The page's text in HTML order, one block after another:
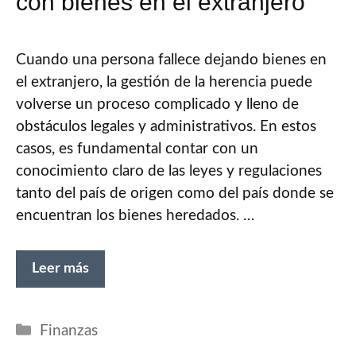
Cuando una persona fallece dejando bienes en
el extranjero, la gestión de la herencia puede
volverse un proceso complicado y lleno de
obstáculos legales y administrativos. En estos
casos, es fundamental contar con un
conocimiento claro de las leyes y regulaciones
tanto del país de origen como del país donde se
encuentran los bienes heredados. …
Leer más
Categorías
Finanzas